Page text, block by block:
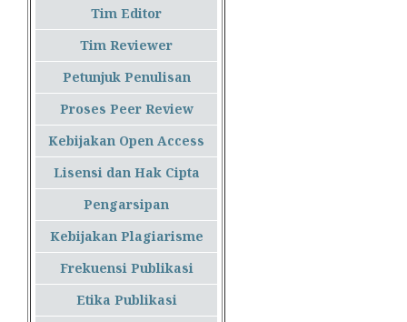
Tim Editor
Tim Reviewer
Petunjuk Penulisan
Proses Peer Review
Kebijakan Open Access
Lisensi dan Hak Cipta
Pengarsipan
Kebijakan Plagiarisme
Frekuensi Publikasi
Etika Publikasi